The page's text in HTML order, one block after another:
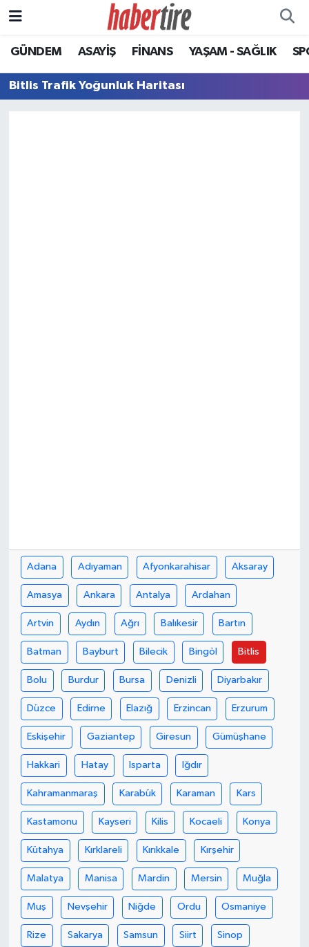
GÜNDEM ASAYİŞ FİNANS YAŞAM - SAĞLIK
Bitlis Trafik Yoğunluk Haritası
Adana Adıyaman Afyonkarahisar Aksaray
Amasya Ankara Antalya Ardahan
Artvin Aydın Ağrı Balıkesir Bartın
Batman Bayburt Bilecik Bingöl Bitlis
Bolu Burdur Bursa Denizli Diyarbakır
Düzce Edirne Elazığ Erzincan Erzurum
Eskişehir Gaziantep Giresun Gümüşhane
Hakkari Hatay Isparta Iğdır
Kahramanmaraş Karabük Karaman Kars
Kastamonu Kayseri Kilis Kocaeli Konya
Kütahya Kırklareli Kırıkkale Kırşehir
Malatya Manisa Mardin Mersin Muğla
Muş Nevşehir Niğde Ordu Osmaniye
Rize Sakarya Samsun Siirt Sinop
Tire Nöbetçi Eczaneler
Tire Hava Durumu